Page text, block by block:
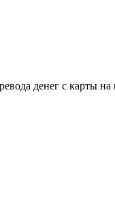
денег с карты на